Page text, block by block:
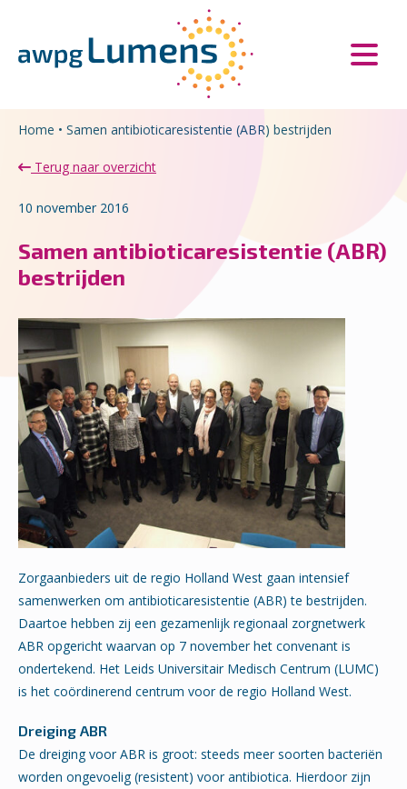
Home • Samen antibioticaresistentie (ABR) bestrijden
Terug naar overzicht
10 november 2016
Samen antibioticaresistentie (ABR)
bestrijden
Zorgaanbieders uit de regio Holland West gaan intensief
samenwerken om antibioticaresistentie (ABR) te bestrijden.
Daartoe hebben zij een gezamenlijk regionaal zorgnetwerk
ABR opgericht waarvan op 7 november het convenant is
ondertekend. Het Leids Universitair Medisch Centrum (LUMC)
is het coördinerend centrum voor de regio Holland West.
Dreiging ABR
De dreiging voor ABR is groot: steeds meer soorten bacteriën
worden ongevoelig (resistent) voor antibiotica. Hierdoor zijn